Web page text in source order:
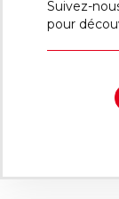
Suivez-
pour